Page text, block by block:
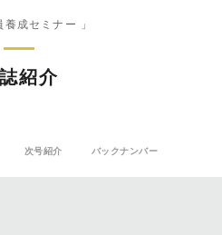
養成セミナー 」
紹介
次号紹介 バックナンバー